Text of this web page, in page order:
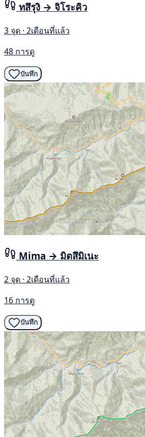
ทสึรุงิ → จิโระคิว
3 จุด · 2เดือนที่แล้ว
48 การดู
บันทึก
Mima → มิตสึมิเนะ
2 จุด · 2เดือนที่แล้ว
16 การดู
บันทึก